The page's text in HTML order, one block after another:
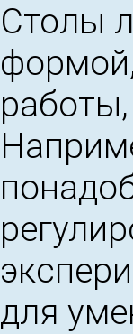
Столы
для